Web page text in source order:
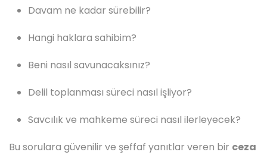
Davam ne kadar sürebilir?
Hangi haklara sahibim?
Beni nasıl savunacaksınız?
Delil toplanması süreci nasıl işliyor?
Savcılık ve mahkeme süreci nasıl ilerleyecek?
Bu sorulara güvenilir ve şeffaf yanıtlar veren bir ceza